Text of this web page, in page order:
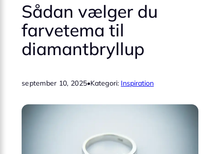
Sådan vælger du
farvetema til
diamantbryllup
september 10, 2025•Kategori: Inspiration